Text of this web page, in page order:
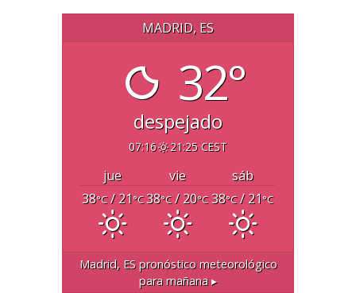
MADRID, ES
32°
despejado
07:16 21:25 CEST
jue vie
sáb
38°C/ 21°C38°C/ 20°C 38°C/ 21°C
Madrid, ESpronóstico meteorológico
para mañana ▸